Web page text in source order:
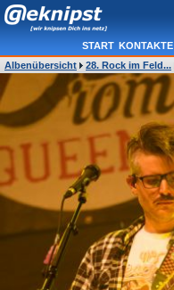
START KONTAKTE
Albenübersicht
28. Rock im Feld...